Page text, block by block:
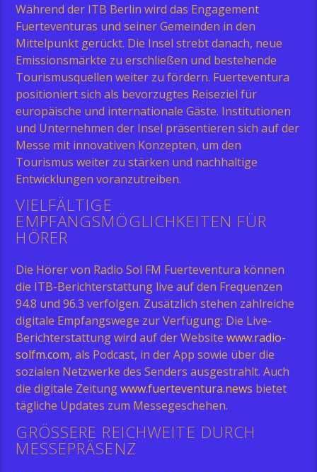
Während der ITB Berlin wird das Engagement
Fuerteventuras und seiner Gemeinden in den
Mittelpunkt gerückt. Die Insel strebt danach, neue
Emissionsmärkte zu erschließen und bestehende
Tourismusquellen weiter zu fördern. Fuerteventura
positioniert sich als bevorzugtes Reiseziel für
europäische und internationale Gäste. Institutionen
und Unternehmen der Insel präsentieren sich auf der
Messe mit innovativen Konzepten, um den
Tourismus weiter zu stärken und nachhaltige
Entwicklungen voranzutreiben.
VIELFÄLTIGE
EMPFANGSMÖGLICHKEITEN FÜR
HÖRER
Die Hörer von Radio Sol FM Fuerteventura können
die ITB-Berichterstattung live auf den Frequenzen
94.8 und 96.3 verfolgen. Zusätzlich stehen zahlreiche
digitale Empfangswege zur Verfügung: Die Live-
Berichterstattung wird auf der Websitewww.radio-
solfm.com, als Podcast, in der App sowie über die
sozialen Netzwerke des Senders ausgestrahlt. Auch
die digitale Zeitungwww.fuerteventura.news bietet
tägliche Updates zum Messegeschehen.
GRÖSSERE REICHWEITE DURCH M
ESSEPRÄSENZ